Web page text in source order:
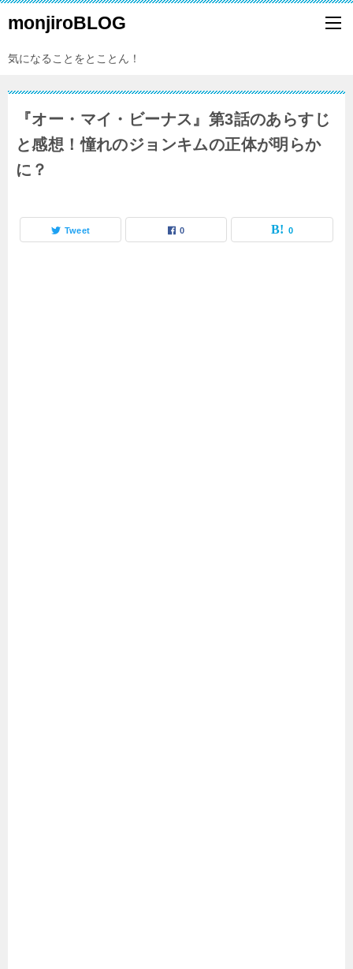
monjiroBLOG
気になることをとことん！
『オー・マイ・ビーナス』第3話のあらすじ
と感想！憧れのジョンキムの正体が明らか
に？
Tweet 0 0